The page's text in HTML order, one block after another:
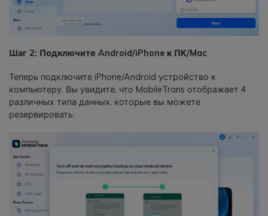
Шаг 2: Подключите Android/iPhone к ПК/Mac
Теперь подключите iPhone/Android устройство к
компьютеру. Вы увидите, что MobileTrans отображает 4
различных типа данных, которые вы можете
резервировать.